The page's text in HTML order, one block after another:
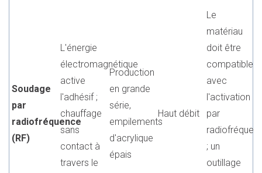
Soudage
par
radiofréquence
(RF)
L'énergie
électromagnétique
active
l'adhésif ;
chauffage
sans
contact à
travers le
Production
en grande
série,
empilements
d'acrylique
épais
Haut débit
Le
matériau
doit être
compatible
avec
l'activation
par
; un
outillage